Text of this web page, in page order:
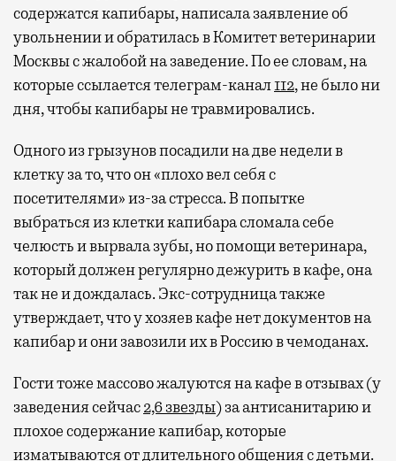
Современный путешественник часто берет
с собой не только чемодан, но и ноутбук.
А ожидание рейса все чаще превращается
не в потерянное время, а в возможность
спокойно закончить дела или спланировать
активности в путешествии, например
забронировать нужные билеты и рестораны.
Бизнес-зал становится местом, где можно
провести переговоры, поработать или просто
выпить кофе, наблюдая сквозь панорамные
окна за тем, как взлетают и садятся
самолеты. В Москве нет недостатка
в лаунжах. В аэропортах их обычно
несколько — в разных зонах воздушных
содержатся капибары, написала заявление об
увольнении и обратилась в Комитет ветеринарии
Москвы с жалобой на заведение. По ее словам, на
которые ссылается телеграм-канал112, не было ни
дня, чтобы капибары не травмировались.
Одного из грызунов посадили на две недели в
клетку за то, что он «плохо вел себя с
посетителями» из-за стресса. В попытке
выбраться из клетки капибара сломала себе
челюсть и вырвала зубы, но помощи ветеринара,
который должен регулярно дежурить в кафе, она
так не и дождалась. Экс-сотрудница также
утверждает, что у хозяев кафе нет документов на
капибар и они завозили их в Россию в чемоданах.
Гости тоже массово жалуются на кафе в отзывах (у
заведения сейчас2,6 звезды) за антисанитарию и
плохое содержание капибар, которые
изматываются от длительного общения с детьми.